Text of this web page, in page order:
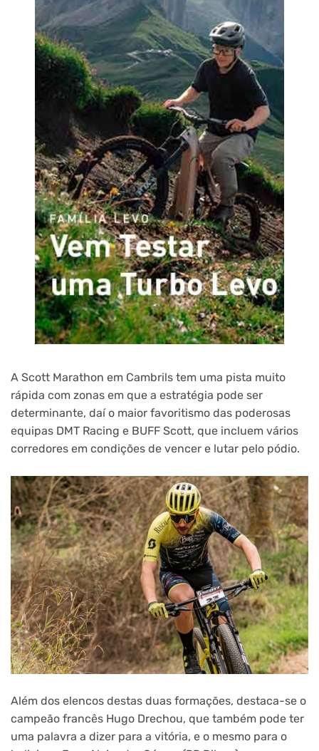
A Scott Marathon em Cambrils tem uma pista muito
rápida com zonas em que a estratégia pode ser
determinante, daí o maior favoritismo das poderosas
equipas DMT Racing e BUFF Scott, que incluem vários
corredores em condições de vencer e lutar pelo pódio.
Além dos elencos destas duas formações, destaca-se o
campeão francês Hugo Drechou, que também pode ter
uma palavra a dizer para a vitória, e o mesmo para o